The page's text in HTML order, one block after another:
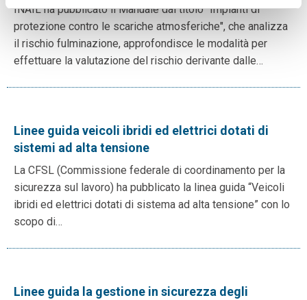
INAIL ha pubblicato il Manuale dal titolo "Impianti di
protezione contro le scariche atmosferiche", che analizza
il rischio fulminazione, approfondisce le modalità per
effettuare la valutazione del rischio derivante dalle…
Linee guida veicoli ibridi ed elettrici dotati di
sistemi ad alta tensione
La CFSL (Commissione federale di coordinamento per la
sicurezza sul lavoro) ha pubblicato la linea guida “Veicoli
ibridi ed elettrici dotati di sistema ad alta tensione” con lo
scopo di…
Linee guida la gestione in sicurezza degli